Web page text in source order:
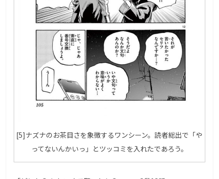
[5]ナズナのお茶目さを象徴するワンシーン。読者総出で「や
ってないんかいっ」とツッコミを入れたであろう。